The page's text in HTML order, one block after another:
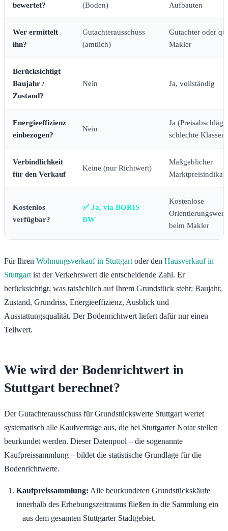
bewertet?
(Boden)
Aufbauten
Wer ermittelt
ihn?
Gutachterausschuss
(amtlich)
Gutachter oder
Makler
Berücksichtigt
Baujahr /
Zustand?
Nein Ja, vollständig
Energieeffizienz
einbezogen?
Nein
Ja
schlechte Klassen)
Verbindlichkeit
für den Verkauf
Keine (nur Richtwert)
Maßgeblicher
Kostenlos
verfügbar?
✅ Ja, via BORIS
BW
Kostenlose
beim Makler
Für Ihren Wohnungsverkauf in Stuttgart oder den Hausverkauf in
Stuttgart ist der Verkehrswert die entscheidende Zahl. Er
berücksichtigt, was tatsächlich auf Ihrem Grundstück steht: Baujahr,
Zustand, Grundriss, Energieeffizienz, Ausblick und
Ausstattungsqualität. Der Bodenrichtwert liefert dafür nur einen
Teilwert.
Wie wird der Bodenrichtwert in
Stuttgart berechnet?
Der Gutachterausschuss für Grundstückswerte Stuttgart wertet
systematisch alle Kaufverträge aus, die bei Stuttgarter Notar stellen
beurkundet werden. Dieser Datenpool – die sogenannte
Kaufpreissammlung – bildet die statistische Grundlage für die
Bodenrichtwerte.
Kaufpreissammlung: Alle beurkundeten Grundstückskäufe
innerhalb des Erhebungszeitraums fließen in die Sammlung ein
– aus dem gesamten Stuttgarter Stadtgebiet.